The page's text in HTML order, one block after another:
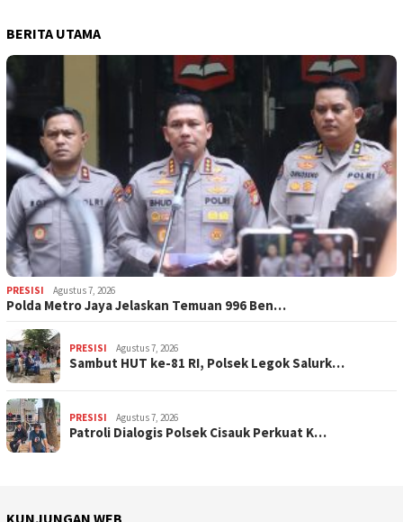
BERITA UTAMA
PRESISI Agustus 7, 2026
Polda Metro Jaya Jelaskan Temuan 996 Ben…
PRESISI Agustus 7, 2026
Sambut HUT ke-81 RI, Polsek Legok Salurk…
PRESISI Agustus 7, 2026
Patroli Dialogis Polsek Cisauk Perkuat K…